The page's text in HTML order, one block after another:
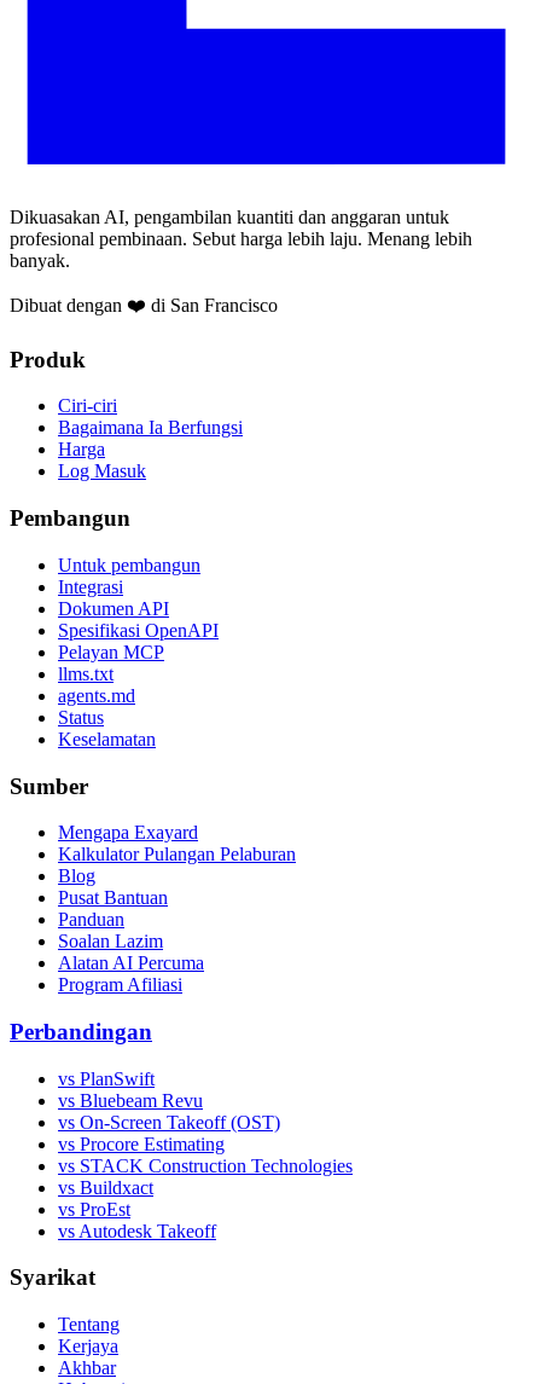
Dikuasakan AI, pengambilan kuantiti dan anggaran untuk
profesional pembinaan. Sebut harga lebih laju. Menang lebih
banyak.
Dibuat dengan ❤️ di San Francisco
Produk
Ciri-ciri
Bagaimana Ia Berfungsi
Harga
Log Masuk
Pembangun
Untuk pembangun
Integrasi
Dokumen API
Spesifikasi OpenAPI
Pelayan MCP
llms.txt
agents.md
Status
Keselamatan
Sumber
Mengapa Exayard
Kalkulator Pulangan Pelaburan
Blog
Pusat Bantuan
Panduan
Soalan Lazim
Alatan AI Percuma
Program Afiliasi
Perbandingan
vs PlanSwift
vs Bluebeam Revu
vs On-Screen Takeoff (OST)
vs Procore Estimating
vs STACK Construction Technologies
vs Buildxact
vs ProEst
vs Autodesk Takeoff
Syarikat
Tentang
Kerjaya
Akhbar